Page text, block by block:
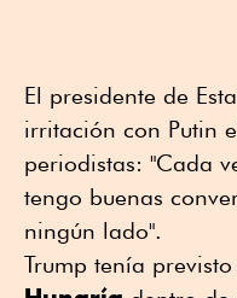
El presidente de
irritación con Putin
periodistas: "Cada
tengo buenas
ningún lado".
Trump tenía previsto